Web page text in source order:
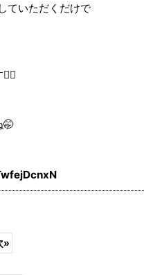
ていただくだけで
🤭
»